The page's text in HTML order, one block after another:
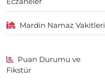
Mardin Namaz Vakitleri
Puan Durumu ve
Fikstür